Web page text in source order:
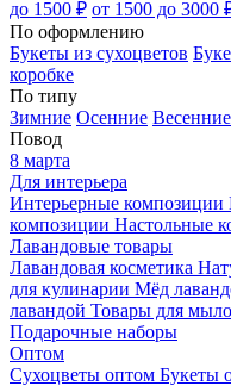
до 1500 ₽ от 1500 до 3000
По оформлению
Букеты из сухоцветов
коробке
По типу
Зимние Осенние Весенние
Повод
8 марта
Для интерьера
Интерьерные композиции
композиции Настольные
Лавандовые товары
Лавандовая косметика
для кулинарии Мёд
лавандой Товары для
Подарочные наборы
Оптом
Сухоцветы оптом Букеты